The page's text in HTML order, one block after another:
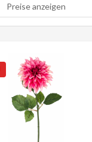
Preise anzeigen